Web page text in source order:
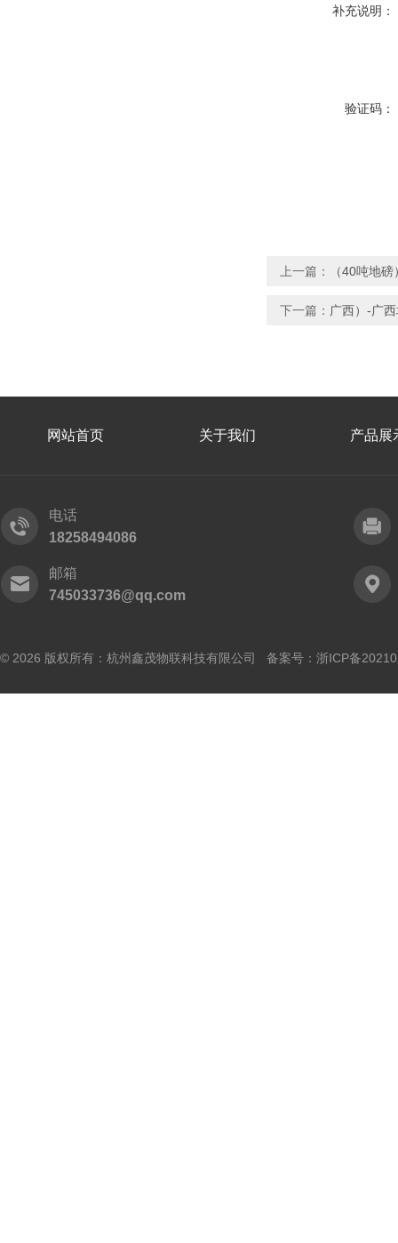
补充说明：
验证码：
上一篇： （40吨地
下一篇： 广西）-广
网站首页 关于我们 产品展
电话
18258494086
邮箱
745033736@qq.com
© 2026 版权所有：杭州鑫茂物联科技有限公司 备案号： 浙ICP备